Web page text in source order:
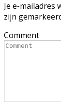
Je e-mailadres
zijn
Comment